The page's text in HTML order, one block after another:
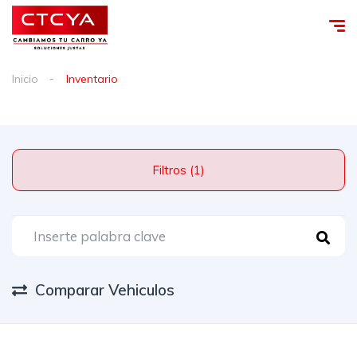
Inicio Inventario
Filtros (1)
Comparar Vehiculos